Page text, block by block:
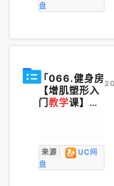
盘
「066.健身房
【增肌塑形入
门教学课】让
来源
UC网
盘